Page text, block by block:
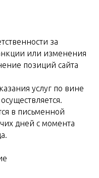
за
или изменения
позиций сайта
услуг по вине
в письменной
дней с момента